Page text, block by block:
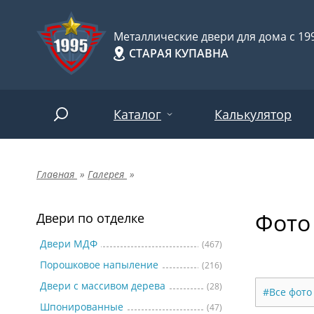
Металлические двери для дома с
СТАРАЯ КУПАВНА
Каталог
Двери по отделке
Двери по назначению
Двери по особенностям
Калькулятор
Главная » Галерея »
Двери по отделке
Двери МДФ (467)
Порошковое напыление (216)
Двери с массивом дерева (28)
Шпонированные (47)
#Все фото